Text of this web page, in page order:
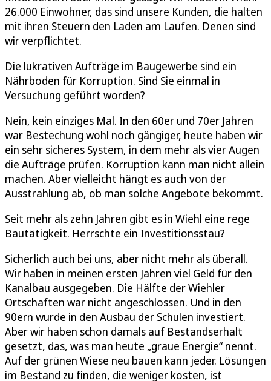
26.000 Einwohner, das sind unsere Kunden, die halten
mit ihren Steuern den Laden am Laufen. Denen sind
wir verpflichtet.
Die lukrativen Aufträge im Baugewerbe sind ein
Nährboden für Korruption. Sind Sie einmal in
Versuchung geführt worden?
Nein, kein einziges Mal. In den 60er und 70er Jahren
war Bestechung wohl noch gängiger, heute haben wir
ein sehr sicheres System, in dem mehr als vier Augen
die Aufträge prüfen. Korruption kann man nicht allein
machen. Aber vielleicht hängt es auch von der
Ausstrahlung ab, ob man solche Angebote bekommt.
Seit mehr als zehn Jahren gibt es in Wiehl eine rege
Bautätigkeit. Herrschte ein Investitionsstau?
Sicherlich auch bei uns, aber nicht mehr als überall.
Wir haben in meinen ersten Jahren viel Geld für den
Kanalbau ausgegeben. Die Hälfte der Wiehler
Ortschaften war nicht angeschlossen. Und in den
90ern wurde in den Ausbau der Schulen investiert.
Aber wir haben schon damals auf Bestandserhalt
gesetzt, das, was man heute „graue Energie“ nennt.
Auf der grünen Wiese neu bauen kann jeder. Lösungen
im Bestand zu finden, die weniger kosten, ist